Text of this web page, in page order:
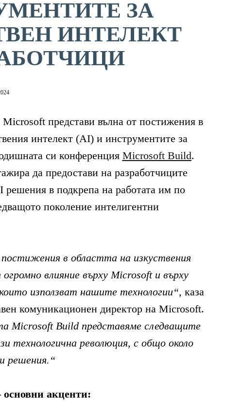
ЗА
ИНТЕЛЕКТ
представи вълна от постижения в
интелект (AI) и инструментите за
си конференция Microsoft Build.
да предостави на разработчиците
решения в подкрепа на работата им по
поколение интелигентни
в областта на изкуствения
влияние върхуMicrosoftи върху
използват нашите технологии“, каза
комуникационен директор на Microsoft.
Microsoft Buildпредставяме следващите
технологична революция, с общо около
решения.“
акценти: